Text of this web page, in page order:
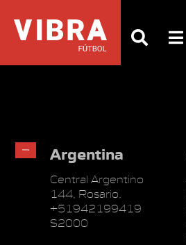
Argentina
Central Argentino
144, Rosario.
+51942199419
S2000